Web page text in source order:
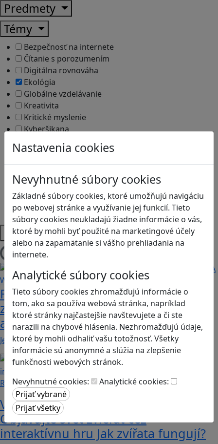
Nastavenia cookies
Nevyhnutné súbory cookies
Základné súbory cookies, ktoré umožňujú navigáciu
po webovej stránke a využívanie jej funkcií. Tieto
súbory cookies neukladajú žiadne informácie o vás,
ktoré by mohli byť použité na marketingové účely
alebo na zapamätanie si vášho prehliadania na
internete.
Analytické súbory cookies
Tieto súbory cookies zhromažďujú informácie o
tom, ako sa používa webová stránka, napríklad
ktoré stránky najčastejšie navštevujete a či ste
narazili na chybové hlásenia. Nezhromažďujú údaje,
ktoré by mohli odhaliť vašu totožnosť. Všetky
informácie sú anonymné a slúžia na zlepšenie
funkčnosti webových stránok.
Nevyhnutné cookies:
Analytické cookies:
Predmety
Témy
Bezpečnosť na internete
Čítanie s porozumením
Digitálna rovnováha
Ekológia
Globálne vzdelávanie
Kreativita
Kritické myslenie
Kyberšikana
Logické myslenie
Ľudské práva a tolerancia
Motorika a koncentrácia
Programovanie/Technika
Sociálne zručnosti a kooperácia
Strategické myslenie
Zdravie a pohyb
Platformy
Načítam blogy
Fotografujte zvieratká, aby ste
zachránili ostrov v Alba: A Wildlife
adventure
Jednoduchá hra, vhodná pre kohokoľvek z rodiny,…
Recenzie
Vzdelávacie dobrodružstvo:
Objavujte svet zvierat cez
interaktívnu hru Jak zvířata fungují?